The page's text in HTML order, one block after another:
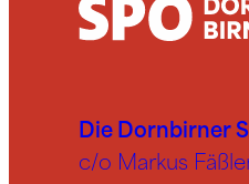
Die Dornbirner
c/o Markus